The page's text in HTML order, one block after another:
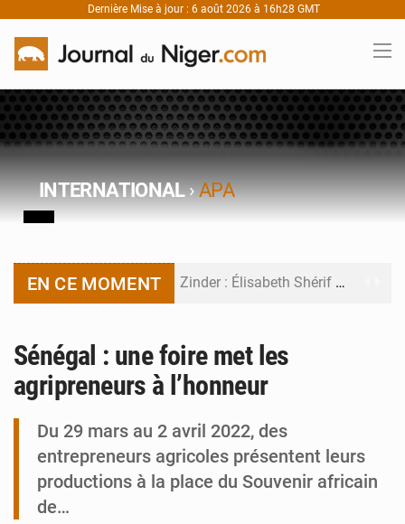
Dernière Mise à jour : 6 août 2026 à 16h28 GMT
INTERNATIONAL›APA
EN CE MOMENT Zinder : Élisabeth Shérif visite l’école Birni Garçon
Sénégal : une foire met les
agripreneurs à l’honneur
Du 29 mars au 2 avril 2022, des
entrepreneurs agricoles présentent leurs
productions à la place du Souvenir africain
de…